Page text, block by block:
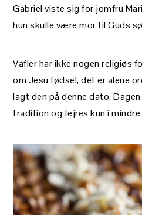
Gabriel viste sig for jomfru
hun skulle være mor til Guds
Vafler har ikke nogen religiøs
om Jesu fødsel, det er alene
lagt den på denne dato.
tradition og fejres kun i